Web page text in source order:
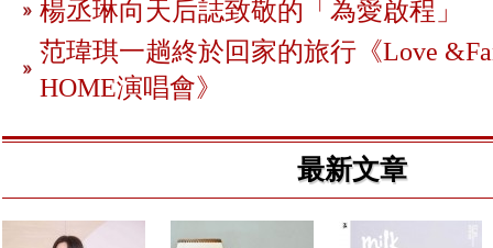
楊丞琳向天后誌致敬的「為愛啟程」
范瑋琪一趟終於回家的旅行《Love
HOME演唱會》
最新文章